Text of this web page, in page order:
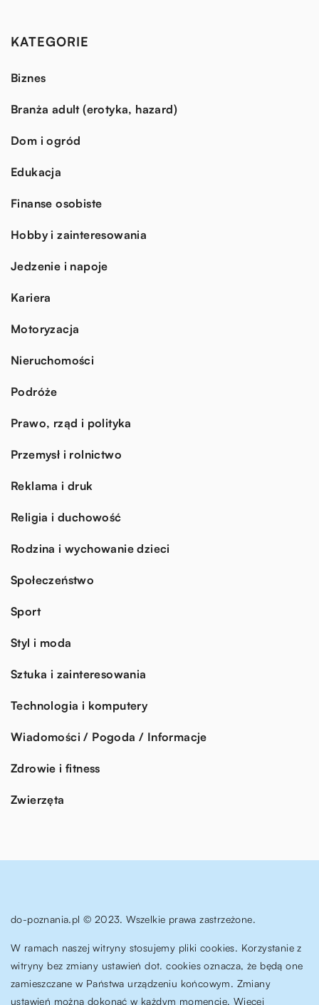
KATEGORIE
Biznes
Branża adult (erotyka, hazard)
Dom i ogród
Edukacja
Finanse osobiste
Hobby i zainteresowania
Jedzenie i napoje
Kariera
Motoryzacja
Nieruchomości
Podróże
Prawo, rząd i polityka
Przemysł i rolnictwo
Reklama i druk
Religia i duchowość
Rodzina i wychowanie dzieci
Społeczeństwo
Sport
Styl i moda
Sztuka i zainteresowania
Technologia i komputery
Wiadomości / Pogoda / Informacje
Zdrowie i fitness
Zwierzęta
do-poznania.pl © 2023. Wszelkie prawa zastrzeżone.
W ramach naszej witryny stosujemy pliki cookies. Korzystanie z
witryny bez zmiany ustawień dot. cookies oznacza, że będą one
zamieszczane w Państwa urządzeniu końcowym. Zmiany
ustawień można dokonać w każdym momencie. Więcej